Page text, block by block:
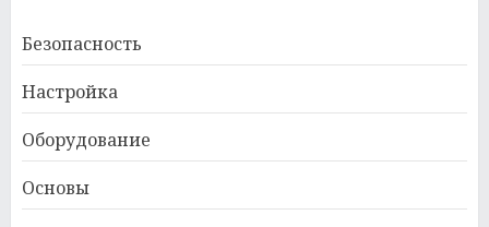
Безопасность
Настройка
Оборудование
Основы